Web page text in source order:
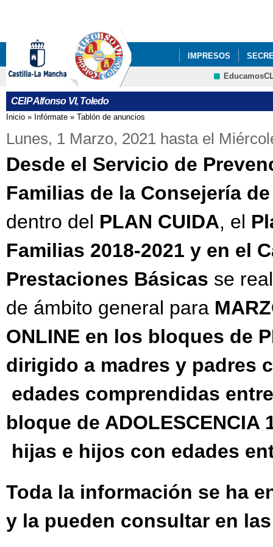
IMPRESOS
PROYECTOS DE
CEIP Alfonso VI, Toledo
Se encuentra usted aquí
Inicio » Infórmate » Tablón de anuncios
Lunes, 1 Marzo, 2021 hasta el
Desde el Servicio de
Familias de la Consejería
dentro del PLAN CUIDA, el
Familias 2018-2021 y en el
Prestaciones Básicas se
de ámbito general para
ONLINE en los bloques de
dirigido a madres y padres
edades comprendidas
bloque de
hijas e hijos con edades
Toda la información se ha
y la pueden consultar en